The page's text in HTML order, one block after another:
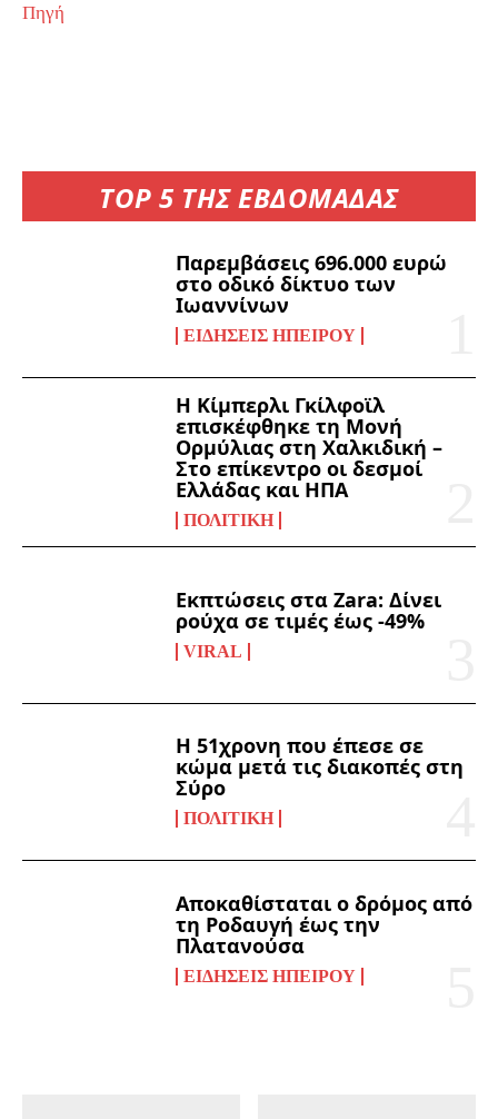
TOP 5 ΤΗΣ ΕΒΔΟΜΑΔΑΣ
Παρεμβάσεις 696.000 ευρώ
στο οδικό δίκτυο των
Ιωαννίνων
ΕΙΔΉΣΕΙΣ ΗΠΕΊΡΟΥ
Η Κίμπερλι Γκίλφοϊλ
επισκέφθηκε τη Μονή
Ορμύλιας στη Χαλκιδική –
Στο επίκεντρο οι δεσμοί
Ελλάδας και ΗΠΑ
ΠΟΛΙΤΙΚΉ
Εκπτώσεις στα Zara: Δίνει
ρούχα σε τιμές έως -49%
VIRAL
Η 51χρονη που έπεσε σε
κώμα μετά τις διακοπές στη
Σύρο
ΠΟΛΙΤΙΚΉ
Αποκαθίσταται ο δρόμος από
τη Ροδαυγή έως την
Πλατανούσα
ΕΙΔΉΣΕΙΣ ΗΠΕΊΡΟΥ
Πηγή